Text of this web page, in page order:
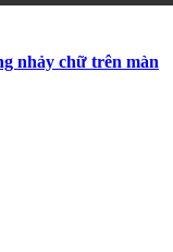
nhảy chữ trên màn